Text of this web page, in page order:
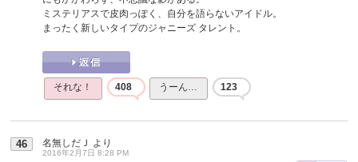
ミステリアスで皮肉っぽく、自分を語らないアイドル。
まったく新しいタイプのジャニーズ タレント。
それな！ 408 うーん… 123
46 名無しだＪ より
2016年2月7日 8:28 PM